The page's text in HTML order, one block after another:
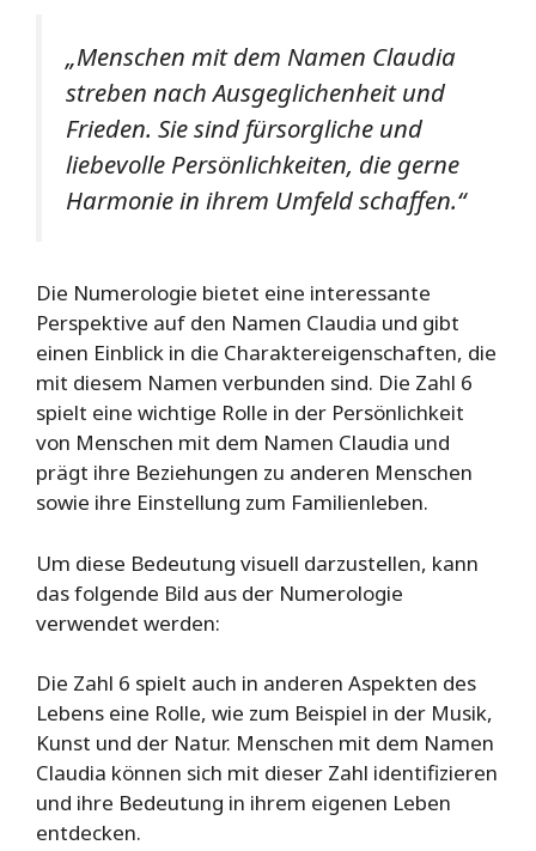
„Menschen mit dem Namen Claudia
streben nach Ausgeglichenheit und
Frieden. Sie sind fürsorgliche und
liebevolle Persönlichkeiten, die gerne
Harmonie in ihrem Umfeld schaffen.“
Die Numerologie bietet eine interessante
Perspektive auf den Namen Claudia und gibt
einen Einblick in die Charaktereigenschaften, die
mit diesem Namen verbunden sind. Die Zahl 6
spielt eine wichtige Rolle in der Persönlichkeit
von Menschen mit dem Namen Claudia und
prägt ihre Beziehungen zu anderen Menschen
sowie ihre Einstellung zum Familienleben.
Um diese Bedeutung visuell darzustellen, kann
das folgende Bild aus der Numerologie
verwendet werden:
Die Zahl 6 spielt auch in anderen Aspekten des
Lebens eine Rolle, wie zum Beispiel in der Musik,
Kunst und der Natur. Menschen mit dem Namen
Claudia können sich mit dieser Zahl identifizieren
und ihre Bedeutung in ihrem eigenen Leben
entdecken.